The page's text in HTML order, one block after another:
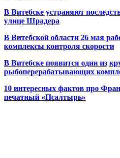
В Витебске устраняют
улице Шрадера
В Витебской области 26 мая
комплексы контроля скорости
В Витебске появится один из
рыбоперерабатывающих
10 интересных фактов про
печатный «Псалтырь»